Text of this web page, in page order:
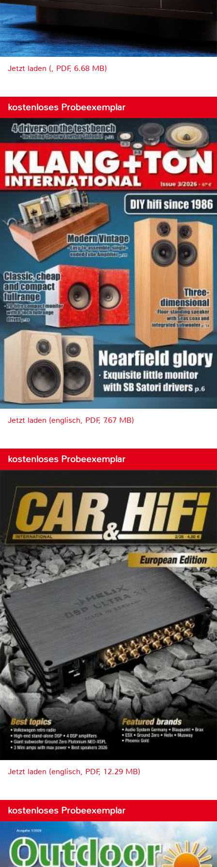
Jetzt laden (, PDF, 6.68 MB)
kostenloses Probeexemplar
Jetzt laden (englisch, PDF, 7.67 MB)
kostenloses Probeexemplar
Jetzt laden (englisch, PDF, 12.29 MB)
kostenloses Probeexemplar